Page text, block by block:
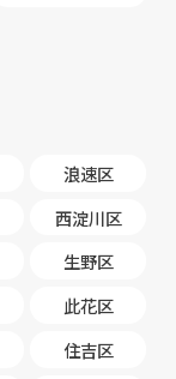
浪速区
西淀川区
生野区
此花区
住吉区